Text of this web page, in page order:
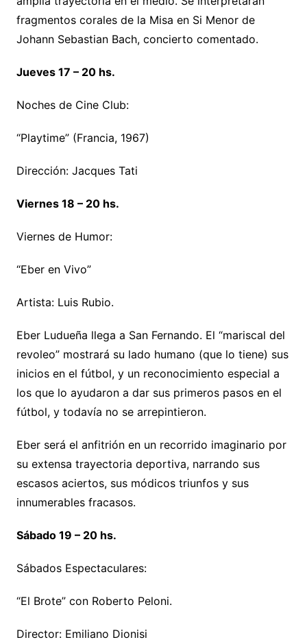
fragmentos corales de la Misa en Si Menor de
Johann Sebastian Bach, concierto comentado.
Jueves 17 – 20 hs.
Noches de Cine Club:
“Playtime” (Francia, 1967)
Dirección: Jacques Tati
Viernes 18 – 20 hs.
Viernes de Humor:
“Eber en Vivo”
Artista: Luis Rubio.
Eber Ludueña llega a San Fernando. El “mariscal del
revoleo” mostrará su lado humano (que lo tiene) sus
inicios en el fútbol, y un reconocimiento especial a
los que lo ayudaron a dar sus primeros pasos en el
fútbol, y todavía no se arrepintieron.
Eber será el anfitrión en un recorrido imaginario por
su extensa trayectoria deportiva, narrando sus
escasos aciertos, sus módicos triunfos y sus
innumerables fracasos.
Sábado 19 – 20 hs.
Sábados Espectaculares:
“El Brote” con Roberto Peloni.
Director: Emiliano Dionisi